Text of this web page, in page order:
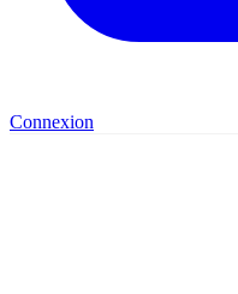
Connexion